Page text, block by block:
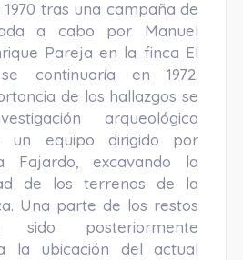
tras una campaña de
a cabo por Manuel
Pareja en la finca El
continuaría en 1972.
de los hallazgos se
arqueológica
un equipo dirigido por
Fajardo, excavando la
de los terrenos de la
Una parte de los restos
sido posteriormente
la ubicación del actual